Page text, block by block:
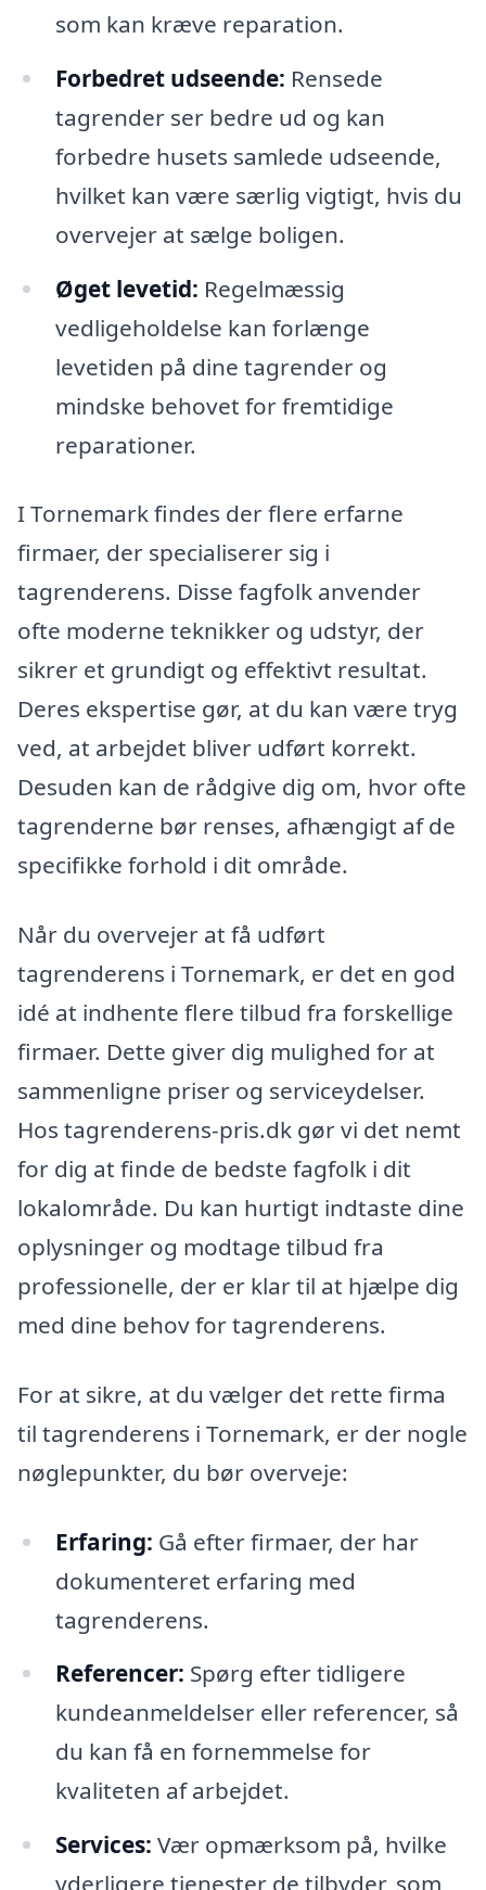
som kan kræve reparation.
Forbedret udseende: Rensede
tagrender ser bedre ud og kan
forbedre husets samlede udseende,
hvilket kan være særlig vigtigt, hvis du
overvejer at sælge boligen.
Øget levetid: Regelmæssig
vedligeholdelse kan forlænge
levetiden på dine tagrender og
mindske behovet for fremtidige
reparationer.
I Tornemark findes der flere erfarne
firmaer, der specialiserer sig i
tagrenderens. Disse fagfolk anvender
ofte moderne teknikker og udstyr, der
sikrer et grundigt og effektivt resultat.
Deres ekspertise gør, at du kan være tryg
ved, at arbejdet bliver udført korrekt.
Desuden kan de rådgive dig om, hvor ofte
tagrenderne bør renses, afhængigt af de
specifikke forhold i dit område.
Når du overvejer at få udført
tagrenderens i Tornemark, er det en god
idé at indhente flere tilbud fra forskellige
firmaer. Dette giver dig mulighed for at
sammenligne priser og serviceydelser.
Hos tagrenderens-pris.dk gør vi det nemt
for dig at finde de bedste fagfolk i dit
lokalområde. Du kan hurtigt indtaste dine
oplysninger og modtage tilbud fra
professionelle, der er klar til at hjælpe dig
med dine behov for tagrenderens.
For at sikre, at du vælger det rette firma
til tagrenderens i Tornemark, er der nogle
nøglepunkter, du bør overveje:
Erfaring: Gå efter firmaer, der har
dokumenteret erfaring med
tagrenderens.
Referencer: Spørg efter tidligere
kundeanmeldelser eller referencer, så
du kan få en fornemmelse for
kvaliteten af arbejdet.
Services: Vær opmærksom på, hvilke
yderligere tjenester de tilbyder, som